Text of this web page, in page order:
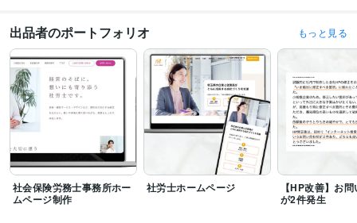
出品者のポートフォリオ もっと見る
社会保険労務士事務所ホー
ムページ制作
社労士ホームページ
【HP改善】お
が2件発生